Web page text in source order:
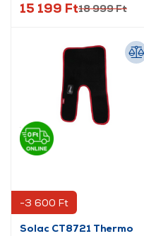
15 199 Ft18 999 Ft
-3 600 Ft
Solac CT8721 Thermo